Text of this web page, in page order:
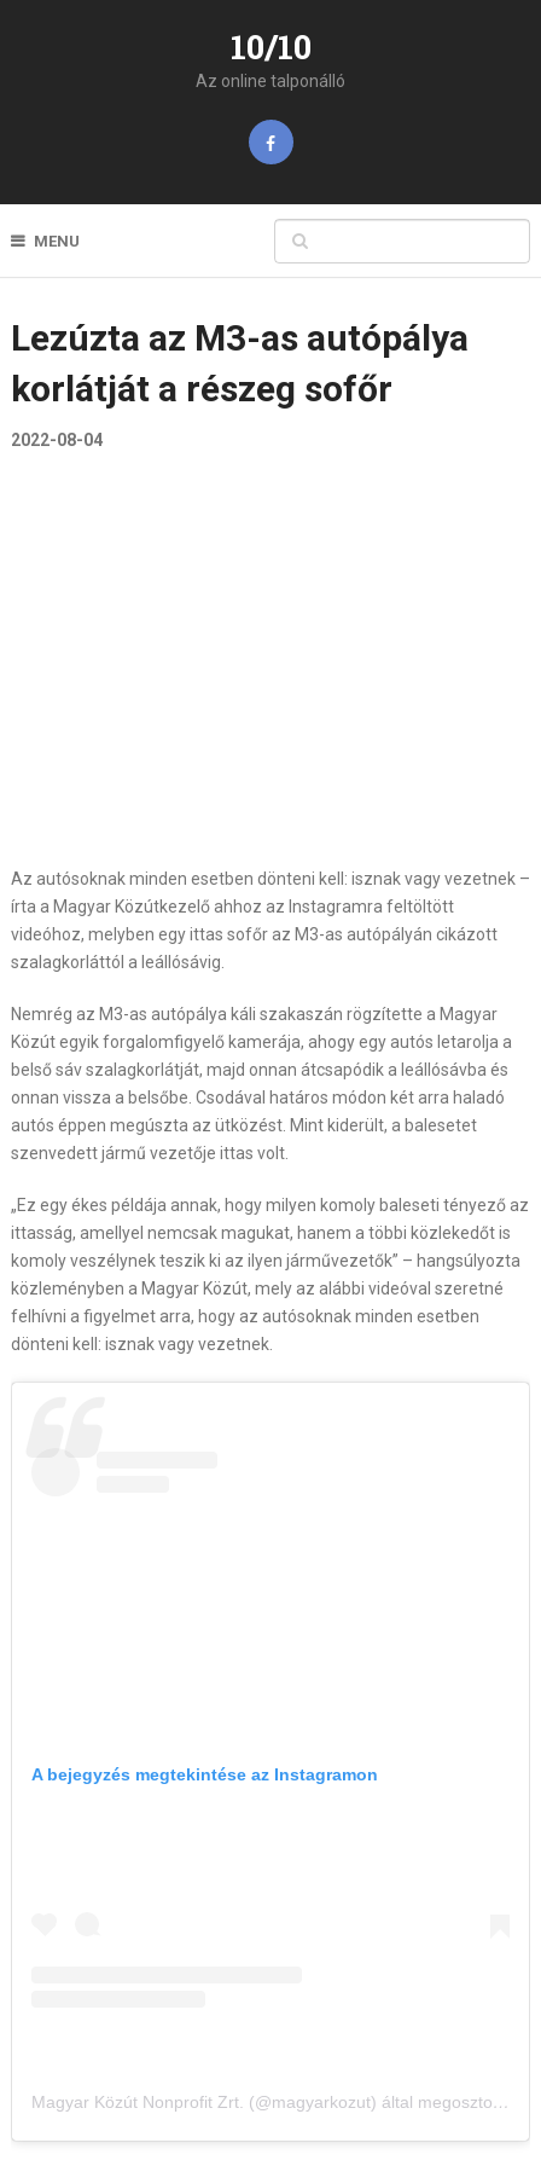
10/10
Az online talponálló
MENU
Lezúzta az M3-as autópálya
korlátját a részeg sofőr
2022-08-04
Az autósoknak minden esetben dönteni kell: isznak vagy vezetnek –
írta a Magyar Közútkezelő ahhoz az Instagramra feltöltött
videóhoz, melyben egy ittas sofőr az M3-as autópályán cikázott
szalagkorláttól a leállósávig.
Nemrég az M3-as autópálya káli szakaszán rögzítette a Magyar
Közút egyik forgalomfigyelő kamerája, ahogy egy autós letarolja a
belső sáv szalagkorlátját, majd onnan átcsapódik a leállósávba és
onnan vissza a belsőbe. Csodával határos módon két arra haladó
autós éppen megúszta az ütközést. Mint kiderült, a balesetet
szenvedett jármű vezetője ittas volt.
„Ez egy ékes példája annak, hogy milyen komoly baleseti tényező az
ittasság, amellyel nemcsak magukat, hanem a többi közlekedőt is
komoly veszélynek teszik ki az ilyen járművezetők” – hangsúlyozta
közleményben a Magyar Közút, mely az alábbi videóval szeretné
felhívni a figyelmet arra, hogy az autósoknak minden esetben
dönteni kell: isznak vagy vezetnek.
A bejegyzés megtekintése az Instagramon
Magyar Közút Nonprofit Zrt. (@magyarkozut) által megosztott bejegyzés